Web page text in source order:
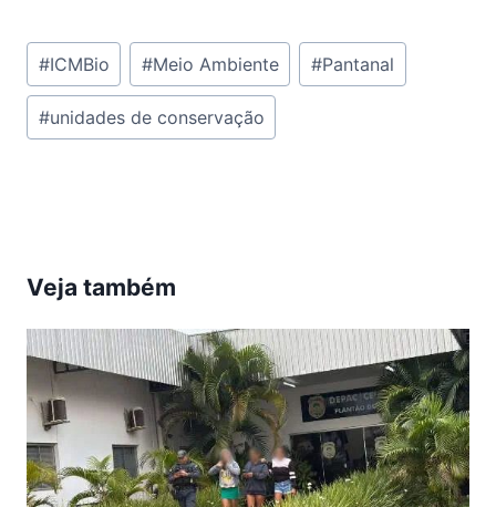
Tags
do
Post:
#ICMBio #Meio Ambiente #Pantanal
#unidades de conservação
Veja também